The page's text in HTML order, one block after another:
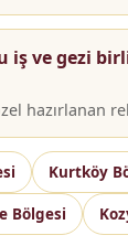
iş ve gezi
hazırlanan
Kurtköy
Bölgesi